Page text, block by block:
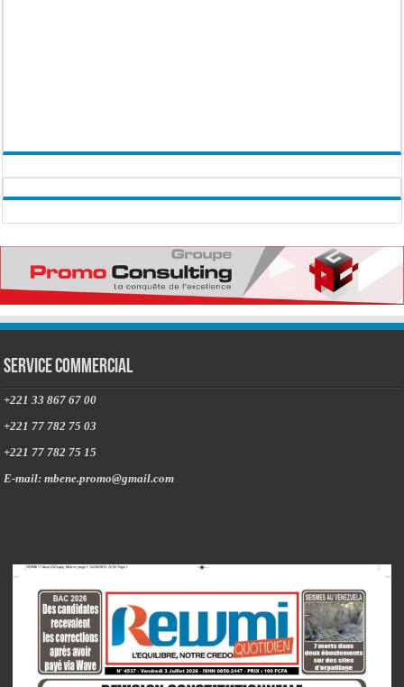
Service commercial
+221 33 867 67 00
+221 77 782 75 03
+221 77 782 75 15
E-mail: mbene.promo@gmail.com